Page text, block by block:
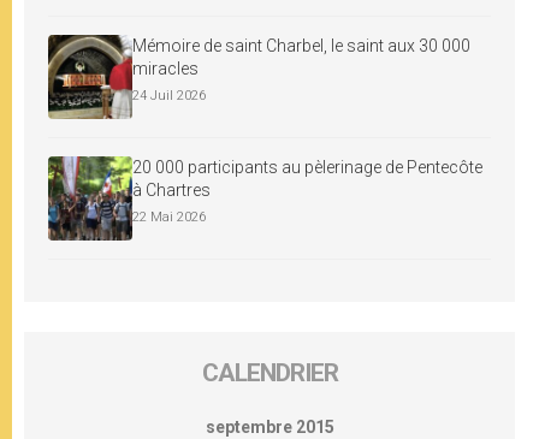
Mémoire de saint Charbel, le saint aux 30 000
miracles
24 Juil 2026
20 000 participants au pèlerinage de Pentecôte
à Chartres
22 Mai 2026
CALENDRIER
septembre 2015